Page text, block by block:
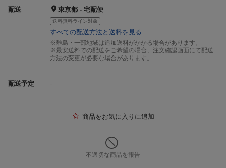
配送 東京都 - 宅配便
送料無料ライン対象
すべての配送方法と送料を見る
※離島・一部地域は追加送料がかかる場合があります。
※最安送料での配送をご希望の場合、注文確認画面にて配送
方法の変更が必要な場合があります。
配送予定 -
商品をお気に入りに追加
不適切な商品を報告